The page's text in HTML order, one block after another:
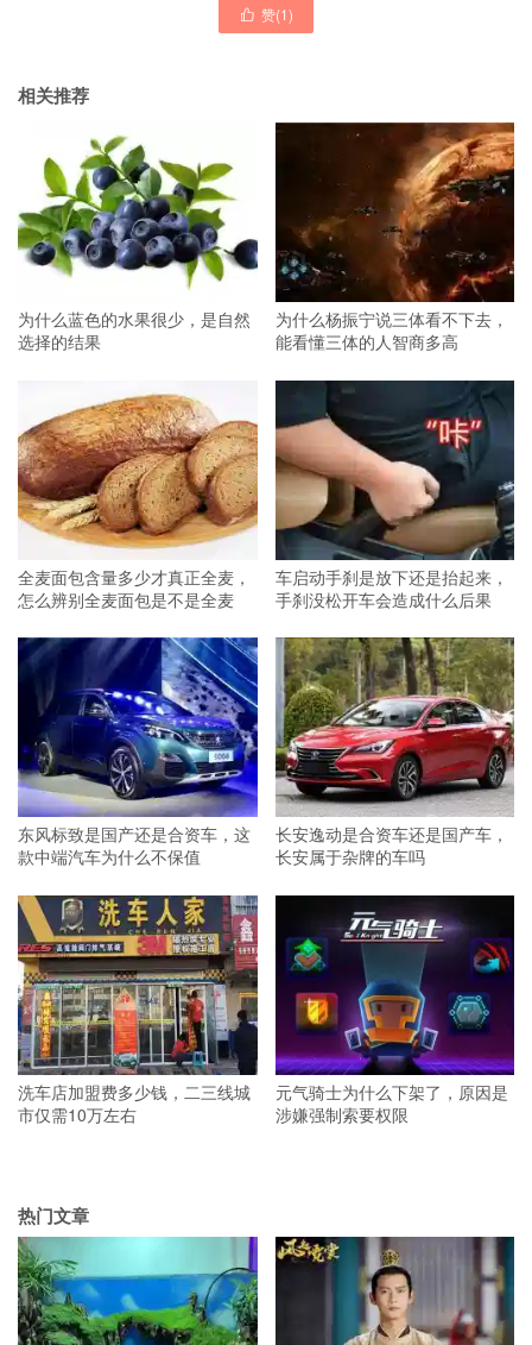
 赞(1)
相关推荐
为什么蓝色的水果很少，是自然
选择的结果
为什么杨振宁说三体看不下去，
能看懂三体的人智商多高
全麦面包含量多少才真正全麦，
怎么辨别全麦面包是不是全麦
车启动手刹是放下还是抬起来，
手刹没松开车会造成什么后果
东风标致是国产还是合资车，这
款中端汽车为什么不保值
长安逸动是合资车还是国产车，
长安属于杂牌的车吗
洗车店加盟费多少钱，二三线城
市仅需10万左右
元气骑士为什么下架了，原因是
涉嫌强制索要权限
热门文章